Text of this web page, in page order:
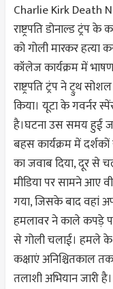
Charlie Kirk Death
राष्ट्रपति डोनाल्ड ट्रंप
को गोली मारकर हत्या
कॉलेज कार्यक्रम में
राष्ट्रपति ट्रंप ने ट्रुथ
किया। यूटा के गवर्नर
है।घटना उस समय हुई
बहस कार्यक्रम में
का जवाब दिया, दूर से
मीडिया पर सामने आए
गया, जिसके बाद वहां
हमलावर ने काले कपड़े
से गोली चलाई। हमले
कक्षाएं अनिश्चितकाल
तलाशी अभियान जारी है।